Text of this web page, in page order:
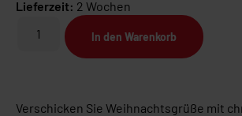
Lieferzeit: 2 Wochen
In den Warenkorb
Verschicken Sie Weihnachtsgrüße mit